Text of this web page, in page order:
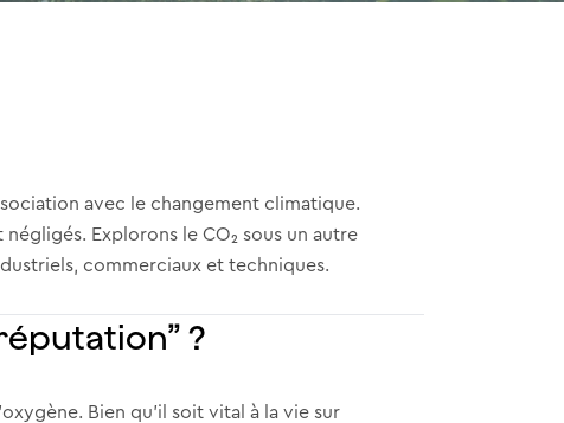
avec le changement climatique.
Explorons le CO₂ sous un autre
commerciaux et techniques.
?
Bien qu’il soit vital à la vie sur